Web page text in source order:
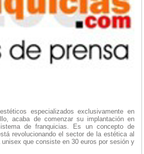
especializados exclusivamente en
acaba de comenzar su implantación en
de franquicias. Es un concepto de
revolucionando el sector de la estética al
unisex que consiste en 30 euros por sesión y